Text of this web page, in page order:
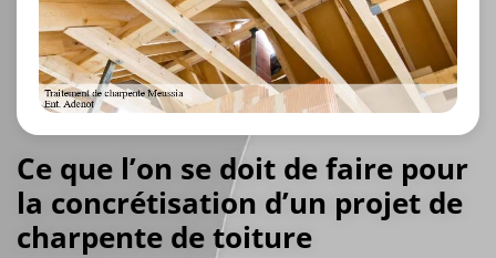
Ce que l’on se doit de faire pour
la concrétisation d’un projet de
charpente de toiture